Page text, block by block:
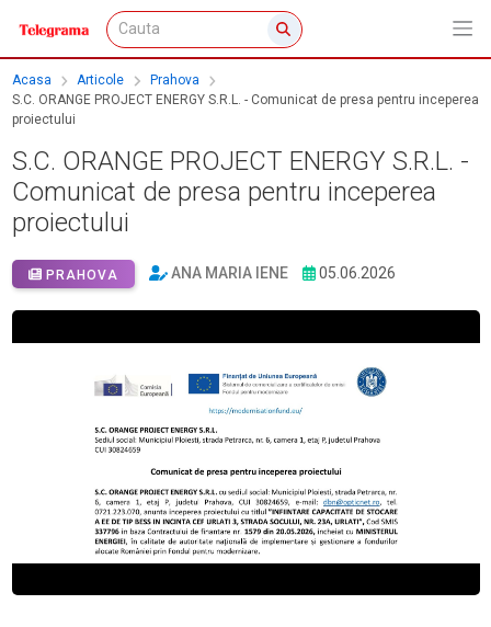
Acasa Articole
Prahova
S.C. ORANGE PROJECT ENERGY S.R.L. - Comunicat de presa pentru inceperea
proiectului
S.C. ORANGE PROJECT ENERGY S.R.L. -
Comunicat de presa pentru inceperea
proiectului
PRAHOVA ANA MARIA IENE 05.06.2026